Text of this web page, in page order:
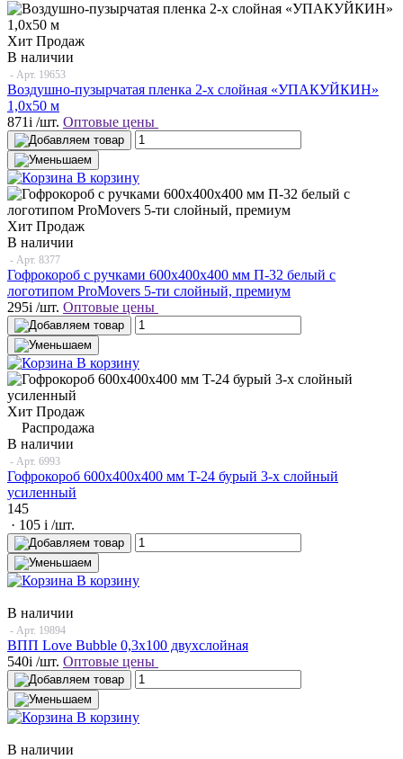
Хит Продаж
В наличии
- Арт. 19653
Воздушно-пузырчатая пленка 2-х слойная «УПАКУЙКИН»
1,0х50 м
871i /шт. Оптовые цены
В корзину
Хит Продаж
В наличии
- Арт. 8377
Гофрокороб с ручками 600х400х400 мм П-32 белый с
логотипом ProMovers 5-ти слойный, премиум
295i /шт. Оптовые цены
В корзину
Хит Продаж
Распродажа
В наличии
- Арт. 6993
Гофрокороб 600x400x400 мм T-24 бурый 3-х слойный
усиленный
145
· 105 i /шт.
В корзину
В наличии
- Арт. 19894
ВПП Love Bubble 0,3х100 двухслойная
540i /шт. Оптовые цены
В корзину
В наличии